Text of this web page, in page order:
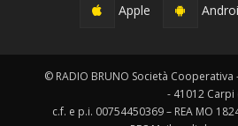
Apple
© RADIO BRUNO Società
- 41012 Carpi
c.f. e p.i. 00754450369 – REA MO